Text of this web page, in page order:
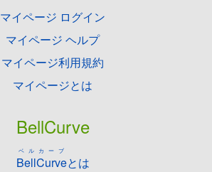
マイページ ログイン
マイページ ヘルプ
マイページ利用規約
マイページとは
BellCurve
BellCurve
ベルカーブ
とは